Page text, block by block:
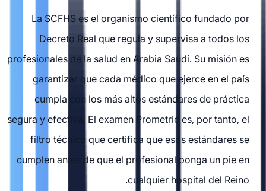
La SCFHS es el organismo científico fundado por
Decreto Real que regula y supervisa a todos los
profesionales de la salud en Arabia Saudí. Su misión es
garantizar que cada médico que ejerce en el país
cumpla con los más altos estándares de práctica
segura y efectiva. El examen Prometric es, por tanto, el
filtro técnico que certifica que esos estándares se
cumplen antes de que el profesional ponga un pie en
cualquier hospital del Reino.